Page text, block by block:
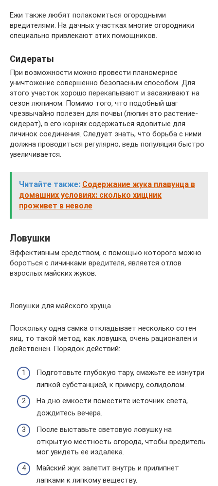
Ежи также любят полакомиться огородными
вредителями. На дачных участках многие огородники
специально привлекают этих помощников.
Сидераты
При возможности можно провести планомерное
уничтожение совершенно безопасным способом. Для
этого участок хорошо перекапывают и засаживают на
сезон люпином. Помимо того, что подобный шаг
чрезвычайно полезен для почвы (люпин это растение-
сидерат), в его корнях содержаться ядовитые для
личинок соединения. Следует знать, что борьба с ними
должна проводиться регулярно, ведь популяция быстро
увеличивается.
Читайте также: Содержание жука плавунца в
домашних условиях: сколько хищник
проживет в неволе
Ловушки
Эффективным средством, с помощью которого можно
бороться с личинками вредителя, является отлов
взрослых майских жуков.
Ловушки для майского хруща
Поскольку одна самка откладывает несколько сотен
яиц, то такой метод, как ловушка, очень рационален и
действенен. Порядок действий:
Подготовьте глубокую тару, смажьте ее изнутри
липкой субстанцией, к примеру, солидолом.
На дно емкости поместите источник света,
дождитесь вечера.
После выставьте световую ловушку на
открытую местность огорода, чтобы вредитель
мог увидеть ее издалека.
Майский жук залетит внутрь и прилипнет
лапками к липкому веществу.